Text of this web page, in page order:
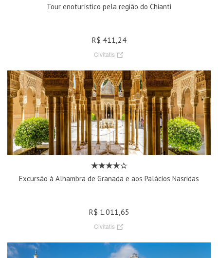
Tour enoturístico pela região do Chianti
R$ 411,24
Civitatis
Excursão à Alhambra de Granada e aos Palácios Nasridas
R$ 1.011,65
Civitatis